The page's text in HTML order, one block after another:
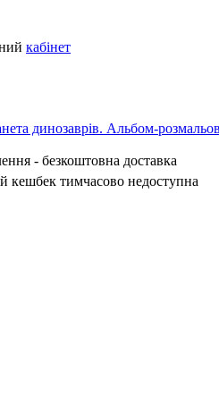
кабінет
динозаврів. Альбом-
- безкоштовна доставка
кешбек тимчасово недоступна